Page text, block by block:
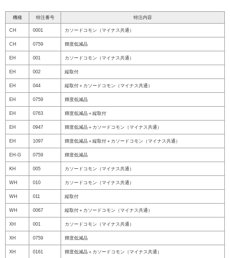
機種 特注番号 特注内容
CH 0001 カソードコモン（マイナス共通）
CH 0759 輝度低減品
EH 001 カソードコモン（マイナス共通）
EH 002 縦取付
EH 044 縦取付＋カソードコモン（マイナス共通）
EH 0759 輝度低減品
EH 0763 輝度低減品＋縦取付
EH 0947 輝度低減品＋カソードコモン（マイナス共通）
EH 1097 輝度低減品＋縦取付＋カソードコモン（マイナス共通）
EH-G 0759 輝度低減品
KH 005 カソードコモン（マイナス共通）
WH 010 カソードコモン（マイナス共通）
WH 011 縦取付
WH 0067 縦取付＋カソードコモン（マイナス共通）
XH 001 カソードコモン（マイナス共通）
XH 0759 輝度低減品
XH 0161 輝度低減品＋カソードコモン（マイナス共通）